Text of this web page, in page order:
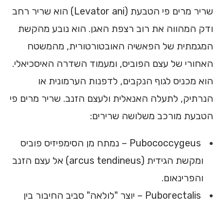
שריר מרים פי הטבעת (Levator ani) הוא שריר רחב
ודק המהווה את רוב רצפת האגן. הוא נובע מהקשת
המגמתית של הפאשיה האובטורטורית, מהמשטח
האחורי של עצם הפוביס, ומעמוד השדרה האיסכיאלי.
הוא מכניס לגוף הנקבים, לדפנות הערמונית או
הנרתיק, לתעלה האנאלית ולעצם הזנב. שריר מרים פי
הטבעת מורכב משלושה שרירים:
Pubococcygeus – נמתח מן הסימפיזיס פוביס
ומקשת הגידית (arcus tendineus) אל עצם הזנב
והפרינאום.
Puborectalis – יוצר "לולאה" סביב החיבור בין